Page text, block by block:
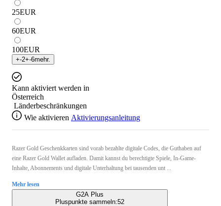
25EUR
60EUR
100EUR
+-2+-6mehr.
Kann aktiviert werden in
Österreich
Länderbeschränkungen
Wie aktivieren Aktivierungsanleitung
Razer Gold Geschenkkarten sind vorab bezahlte digitale Codes, die Guthaben auf
eine Razer Gold Wallet aufladen. Damit kannst du berechtigte Spiele, In-Game-
Inhalte, Abonnements und digitale Unterhaltung bei tausenden unt ...
Mehr lesen
G2A Plus
Pluspunkte sammeln:52